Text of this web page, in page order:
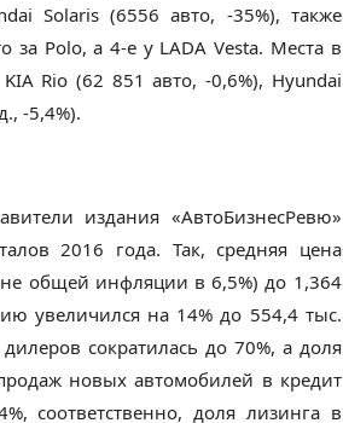
Solaris (6556 авто, -35%), также
Polo, а 4-е у LADA Vesta. Места в
Rio (62 851 авто, -0,6%), Hyundai
-5,4%).
издания «АвтоБизнесРевю»
2016 года. Так, средняя цена
общей инфляции в 6,5%) до 1,364
увеличился на 14% до 554,4 тыс.
сократилась до 70%, а доля
новых автомобилей в кредит
соответственно, доля лизинга в